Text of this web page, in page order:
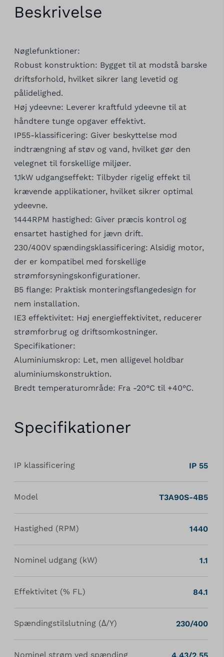
Beskrivelse
Nøglefunktioner:
Robust konstruktion: Bygget til at modstå barske
driftsforhold, hvilket sikrer lang levetid og
pålidelighed.
Høj ydeevne: Leverer kraftfuld ydeevne til at
håndtere tunge opgaver effektivt.
IP55-klassificering: Giver beskyttelse mod
indtrængning af støv og vand, hvilket gør den
velegnet til forskellige miljøer.
1,1kW udgangseffekt: Tilbyder rigelig effekt til
krævende applikationer, hvilket sikrer optimal
ydeevne.
1444RPM hastighed: Giver præcis kontrol og
ensartet hastighed for jævn drift.
230/400V spændingsklassificering: Alsidig motor,
der er kompatibel med forskellige
strømforsyningskonfigurationer.
B5 flange: Praktisk monteringsflangedesign for
nem installation.
IE3 effektivitet: Høj energieffektivitet, reducerer
strømforbrug og driftsomkostninger.
Specifikationer:
Aluminiumskrop: Let, men alligevel holdbar
aluminiumskonstruktion.
Bredt temperaturområde: Fra -20°C til +40°C.
Specifikationer
IP klassificering IP 55
Model T3A90S-4B5
Hastighed (RPM) 1440
Nominel udgang (kW) 1.1
Effektivitet (% FL) 84.1
Spændingstilslutning (Δ/Y) 230/400
Nominel strøm ved spænding 4.43/2.55